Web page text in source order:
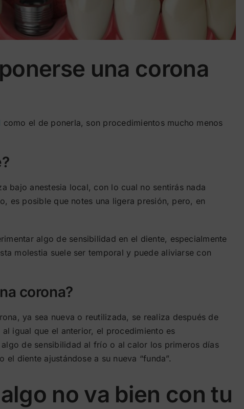
una corona
como el de ponerla, son procedimientos mucho menos
bajo anestesia local, con lo cual no sentirás nada
es posible que notes una ligera presión, pero, en
algo de sensibilidad en el diente, especialmente
molestia suele ser temporal y puede aliviarse con
corona?
ya sea nueva o reutilizada, se realiza después de
igual que el anterior, el procedimiento es
de sensibilidad al frío o al calor los primeros días
diente ajustándose a su nueva “funda”.
no va bien con tu